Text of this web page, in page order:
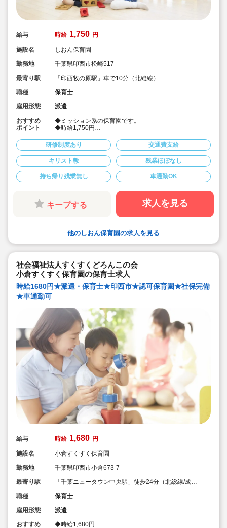
給与 時給 1,750 円
施設名
しおん保育園
勤務地
千葉県印西市松崎517
最寄り駅
「印西牧の原駅」車で10分（北総線）
職種
保育士
雇用形態
派遣
おすすめ
ポイント
◆ミッション系の保育園です。
◆時給1,750円
◆2ヶ月に1回程度土曜出勤あり
◆社会保険完備！
◆車通勤可
◆園長が牧師のため月1回日曜日に（年12回）八千代緑
が丘しおん教会で行う礼拝へ参加あり（強制ではござい
ません）※10:30～11:30（交通費と時給支給）
研修制度あり 交通費支給
キリスト教 残業ほぼなし
持ち帰り残業無し 車通勤OK
キープする 求人を見る
他のしおん保育園の求人を見る
社会福祉法人すくすくどろんこの会
小倉すくすく保育園の保育士求人
時給1680円★派遣・保育士★印西市★認可保育園★社保完備
★車通勤可
給与 時給 1,680 円
施設名
小倉すくすく保育園
勤務地
千葉県印西市小倉673-7
最寄り駅
「千葉ニュータウン中央駅」徒歩24分（北総線/成田
職種
保育士
雇用形態
派遣
おすすめ
◆時給1,680円